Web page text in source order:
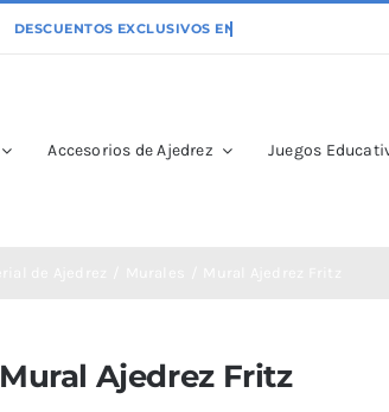
Accesorios de Ajedrez Juegos
Mural Ajedrez Fritz